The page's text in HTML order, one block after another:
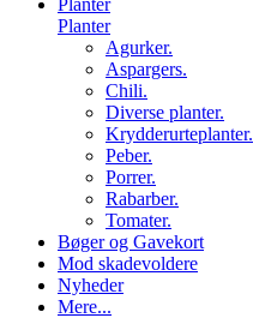
Planter
Planter
Agurker.
Aspargers.
Chili.
Diverse planter.
Krydderurteplanter.
Peber.
Porrer.
Rabarber.
Tomater.
Bøger og Gavekort
Mod skadevoldere
Nyheder
Mere...